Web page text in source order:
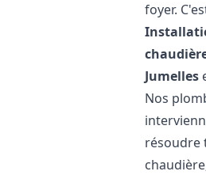
foyer.
Jumelles
Nos
résoudre